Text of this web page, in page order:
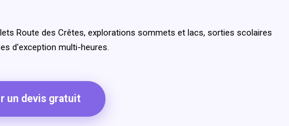
Route des Crêtes, explorations sommets et lacs, sorties scolaires
d'exception multi-heures.
un devis gratuit